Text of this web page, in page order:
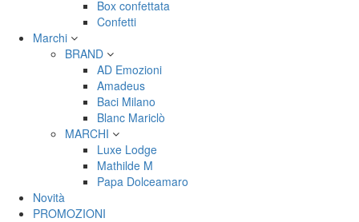
Box confettata
Confetti
Marchi
BRAND
AD Emozioni
Amadeus
Baci Milano
Blanc Mariclò
MARCHI
Luxe Lodge
Mathilde M
Papa Dolceamaro
Novità
PROMOZIONI